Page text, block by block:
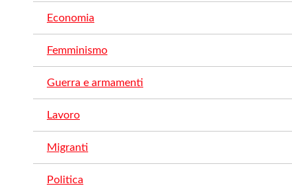
Economia
Femminismo
Guerra e armamenti
Lavoro
Migranti
Politica